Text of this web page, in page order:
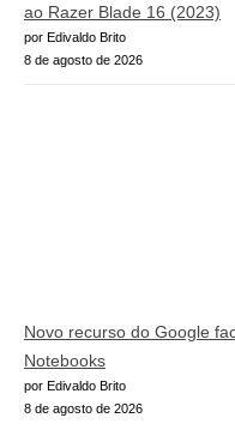
ao Razer Blade 16 (2023)
por Edivaldo Brito
8 de agosto de 2026
Novo recurso do Google
Notebooks
por Edivaldo Brito
8 de agosto de 2026